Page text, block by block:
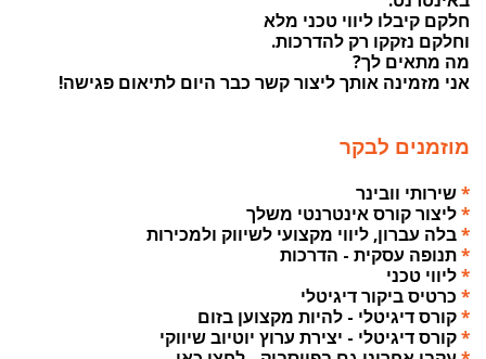
חלקם קיבלו ליווי טכני מלא
וחלקם נזקקו רק להדרכות.
מה מתאים לך?
אני מזמינה אותך ליצור קשר כבר היום לתיאום פגישה!
מוזמנים לבקר
*שירותי וובינר
*ליצור קורס אינטרנטי משלך
*בלה עברון, ליווי מקצועי לשיווק ולמכירות
*תנופה עסקית - הדרכות
*ליווי טכני
* כרטיס ביקור דיגיטלי
*קורס דיגיטלי - להיות מקצוען בזום
*קורס דיגיטלי - יצירת ערוץ יוטיוב שיווקי